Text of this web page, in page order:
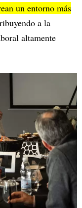
un entorno más
a la
altamente